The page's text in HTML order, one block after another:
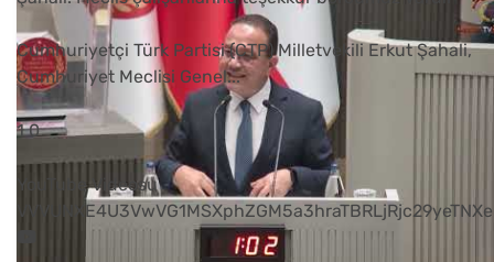
Cumhuriyetçi Türk Partisi (CTP) Milletvekili Erkut Şahali,
Cumhuriyet Meclisi Genel...
1 0
YouTube Videosu